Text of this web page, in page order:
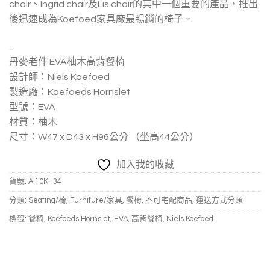
chair、Ingrid chair及Lis chair的其中一個重要的產品，推出
後迅速成為Koefoed家具廠最暢銷的椅子。
丹麥老件 EVA柚木高背餐椅
設計師：Niels Koefoed
製造廠：Koefoeds Hornslet
型號：EVA
材質：柚木
尺寸：W47 x D43 x H96公分 （坐高44公分）
加入我的收藏
貨號: AI10KI-34
分類: Seating/椅, Furniture/家具, 餐椅, 不可宅配商品, 運送方式分類
標籤: 餐椅, Koefoeds Hornslet, EVA, 高背餐椅, Niels Koefoed